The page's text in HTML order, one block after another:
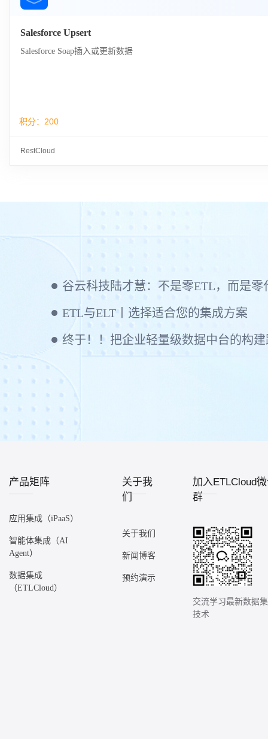
Salesforce Upsert
Salesforce Soap插入或更新数据
积分： 200
RestCloud
ETL与ELT丨选择适合您的集成方案
终于！！把企业轻量级数据中台的构
产品矩阵
应用集成（iPaaS）
智能体集成（AI
Agent）
数据集成
（ETLCloud）
关于我
们
关于我们
新闻博客
预约演示
加入ETLCloud
群
交流学习最新数据
技术